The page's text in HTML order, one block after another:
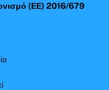
(ΕΕ) 2016/679